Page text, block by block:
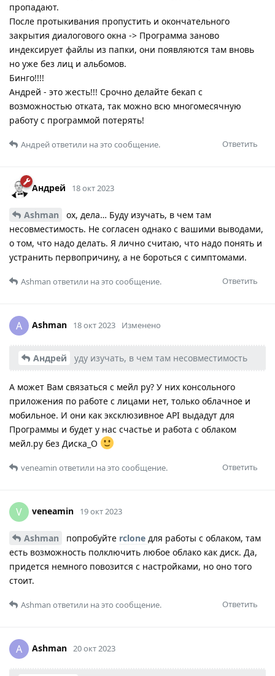
пропадают.
После протыкивания пропустить и окончательного
закрытия диалогового окна -> Программа заново
индексирует файлы из папки, они появляются там вновь
но уже без лиц и альбомов.
Бинго!!!!
Андрей - это жесть!!! Срочно делайте бекап с
возможностью отката, так можно всю многомесячную
работу с программой потерять!
Ответить
Андрейответили на это сообщение.
Андрей 18 окт 2023
Ashman
ох, дела… Буду изучать, в чем там
несовместимость. Не согласен однако с вашими выводами,
о том, что надо делать. Я лично считаю, что надо понять и
устранить первопричину, а не бороться с симптомами.
Ответить
Ashman ответили на это сообщение.
A Ashman 18 окт 2023 Изменено
Андрей уду изучать, в чем там несовместимость
А может Вам связаться с мейл ру? У них консольного
приложения по работе с лицами нет, только облачное и
мобильное. И они как эксклюзивное API выдадут для
Программы и будет у нас счастье и работа с облаком
мейл.ру без Диска_О
Ответить
veneamin ответили на это сообщение.
V veneamin 19 окт 2023
Ashman попробуйте rclone для работы с облаком, там
есть возможность полключить любое облако как диск. Да,
придется немного повозится с настройками, но оно того
стоит.
Ответить
Ashman ответили на это сообщение.
A Ashman 20 окт 2023